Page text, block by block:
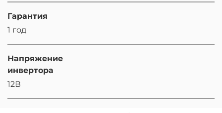
Гарантия
1 год
Напряжение
инвертора
12В